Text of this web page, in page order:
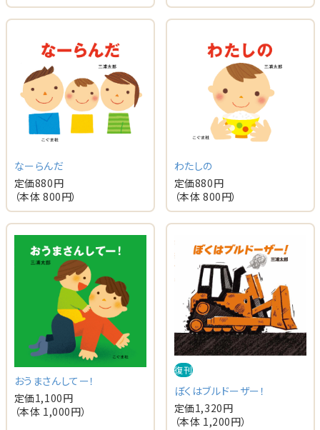
なーらんだ
定価880円
（本体 800円）
わたしの
定価880円
（本体 800円）
おうまさんしてー！
定価1,100円
（本体 1,000円）
復刊
ぼくはブルドーザー！
定価1,320円
（本体 1,200円）